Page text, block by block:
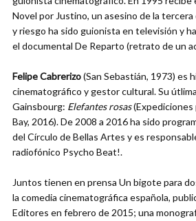
Novel por Justino, un asesino de la tercera
y riesgo ha sido guionista en televisión y
el documental De Reparto (retrato de un
Felipe Cabrerizo(San Sebastián, 1973) es
cinematográfico y gestor cultural. Su
Gainsbourg: Elefantes rosas(Expediciones
Bay, 2016). De 2008 a 2016 ha sido
del Círculo de Bellas Artes y es
radiofónico Psycho Beat!.
Juntos tienen en prensa Un bigote para
la comedia cinematográfica española,
Editores en febrero de 2015; una